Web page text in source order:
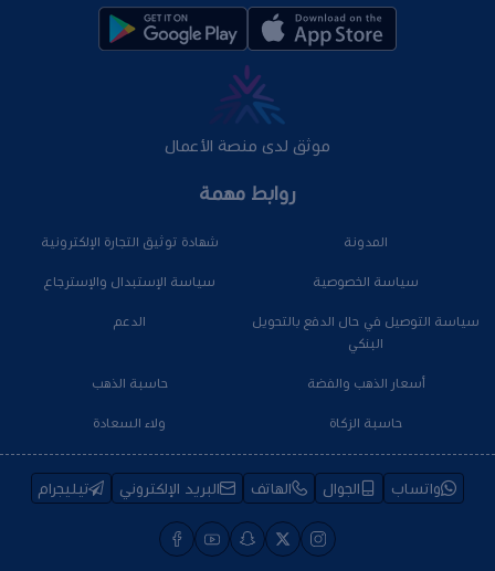
روابط مهمة
المدونة شهادة توثيق التجارة الإلكترونية
سياسة الخصوصية سياسة الإستبدال والإسترجاع
سياسة التوصيل في حال الدفع بالتحويل
البنكي
الدعم
أسعار الذهب والفضة حاسبة الذهب
حاسبة الزكاة ولاء السعادة
موثق لدى منصة الأعمال
واتساب الجوال الهاتف البريد الإلكتروني تيليجرام